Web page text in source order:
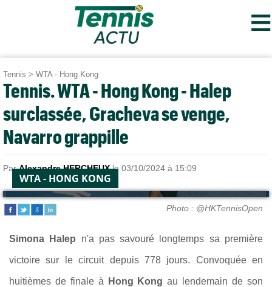
≡
Tennis > WTA - Hong Kong
Tennis. WTA - Hong Kong - Halep
surclassée, Gracheva se venge,
Navarro grappille
ParAlexandre HERCHEUXle 03/10/2024 à 15:09
WTA - HONG KONG
Photo : @HKTennisOpen
Simona Halep n'a pas savouré longtemps sa première
victoire sur le circuit depuis 778 jours. Convoquée en
huitièmes de finale à Hong Kongau lendemain de son